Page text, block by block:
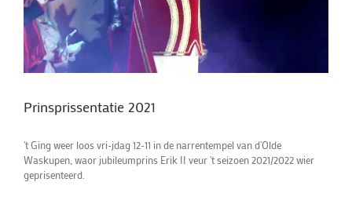
Prinsprissentatie 2021
't Ging weer loos vri-jdag 12-11 in de narrentempel van d'Olde
Waskupen, waor jubileumprins Erik II veur 't seizoen 2021/2022 wier
geprisenteerd.